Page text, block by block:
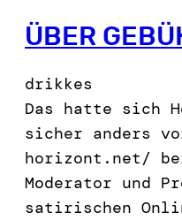
ÜBER
drikkes
Das hatte sich
sicher anders
horizont.net/
Moderator und
satirischen